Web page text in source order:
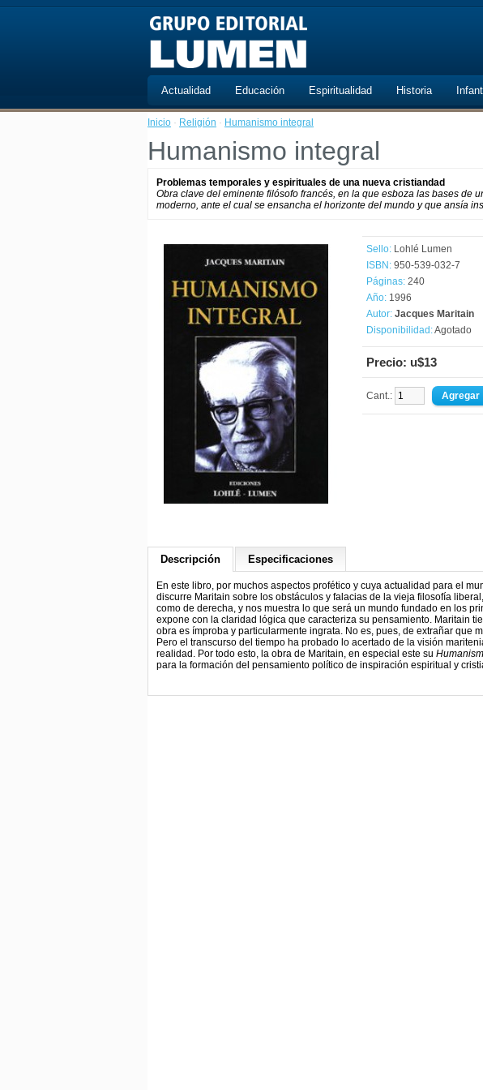
Actualidad Educación Espiritualidad Historia
Inicio · Religión · Humanismo integral
Humanismo integral
Problemas temporales y espirituales de una nueva cristiandad
Obra clave del eminente filósofo francés, en la que esboza las bases de
moderno, ante el cual se ensancha el horizonte del mundo y que ansía
Sello: Lohlé Lumen
ISBN: 950-539-032-7
Páginas: 240
Año: 1996
Autor: Jacques Maritain
Disponibilidad:Agotado
Precio: u$13
Cant.:
Descripción Especificaciones
En este libro, por muchos aspectos profético y cuya actualidad para el
discurre Maritain sobre los obstáculos y falacias de la vieja filosofía
como de derecha, y nos muestra lo que será un mundo fundado en los
expone con la claridad lógica que caracteriza su pensamiento. Maritain
obra es ímproba y particularmente ingrata. No es, pues, de extrañar que
Pero el transcurso del tiempo ha probado lo acertado de la visión
realidad. Por todo esto, la obra de Maritain, en especial este su
para la formación del pensamiento político de inspiración espiritual y